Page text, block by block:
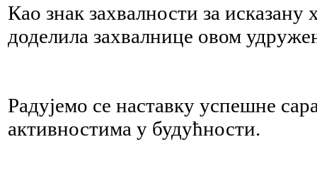
Као знак захвалности за
доделила захвалнице овом
Радујемо се наставку успешне
активностима у будућности.